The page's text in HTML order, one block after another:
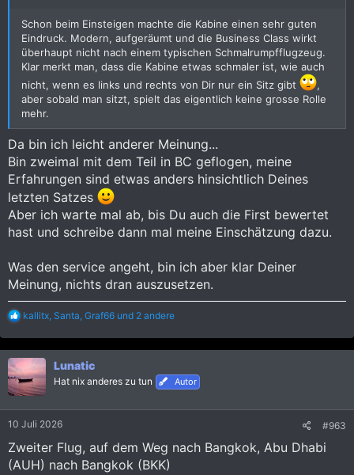
Schon beim Einsteigen machte die Kabine einen sehr guten
Eindruck. Modern, aufgeräumt und die Business Class wirkt
überhaupt nicht nach einem typischen Schmalrumpfflugzeug.
Klar merkt man, dass die Kabine etwas schmaler ist, wie auch
nicht, wenn es links und rechts von Dir nur ein Sitz gibt
,
aber sobald man sitzt, spielt das eigentlich keine grosse Rolle
mehr.
Da bin ich leicht anderer Meinung...
Bin zweimal mit dem Teil in BC geflogen, meine
Erfahrungen sind etwas anders hinsichtlich Deines
letzten Satzes
Aber ich warte mal ab, bis Du auch die First bewertet
hast und schreibe dann mal meine Einschätzung dazu.
Was den service angeht, bin ich aber klar Deiner
Meinung, nichts dran auszusetzen.
R
a
k
t
i
o
n
kallitx Santa Graf66 und 2 andere
Lunatic
Hat nix anderes zu tun Autor
10 Juli 2026 #963
Zweiter Flug, auf dem Weg nach Bangkok, Abu Dhabi
(AUH) nach Bangkok (BKK)